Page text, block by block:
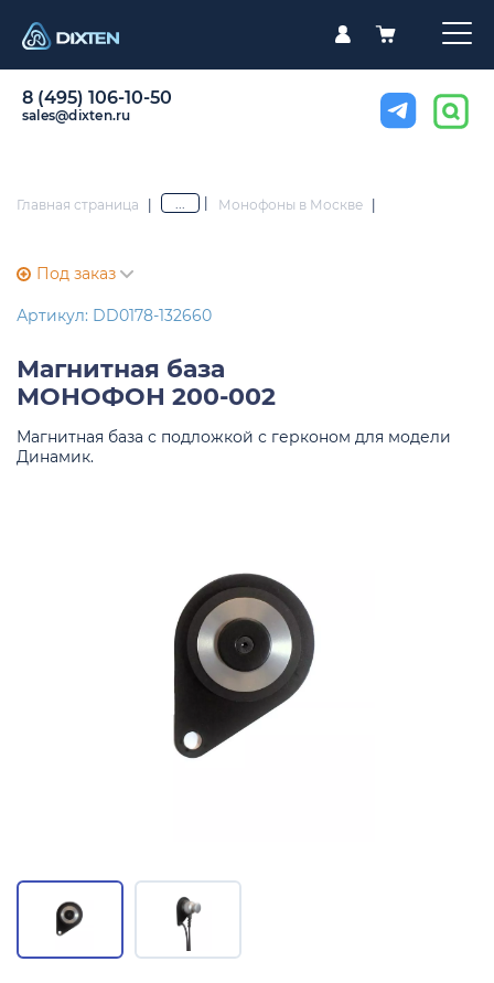
8 (495) 106-10-50
sales@dixten.ru
Главная страница | ... Монофоны в Москве |
Под заказ
Артикул: DD0178-132660
Магнитная база
МОНОФОН 200-002
Магнитная база с подложкой с герконом для модели
Динамик.